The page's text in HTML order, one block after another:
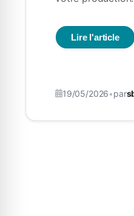
Lire l'article
19/05/2026•par